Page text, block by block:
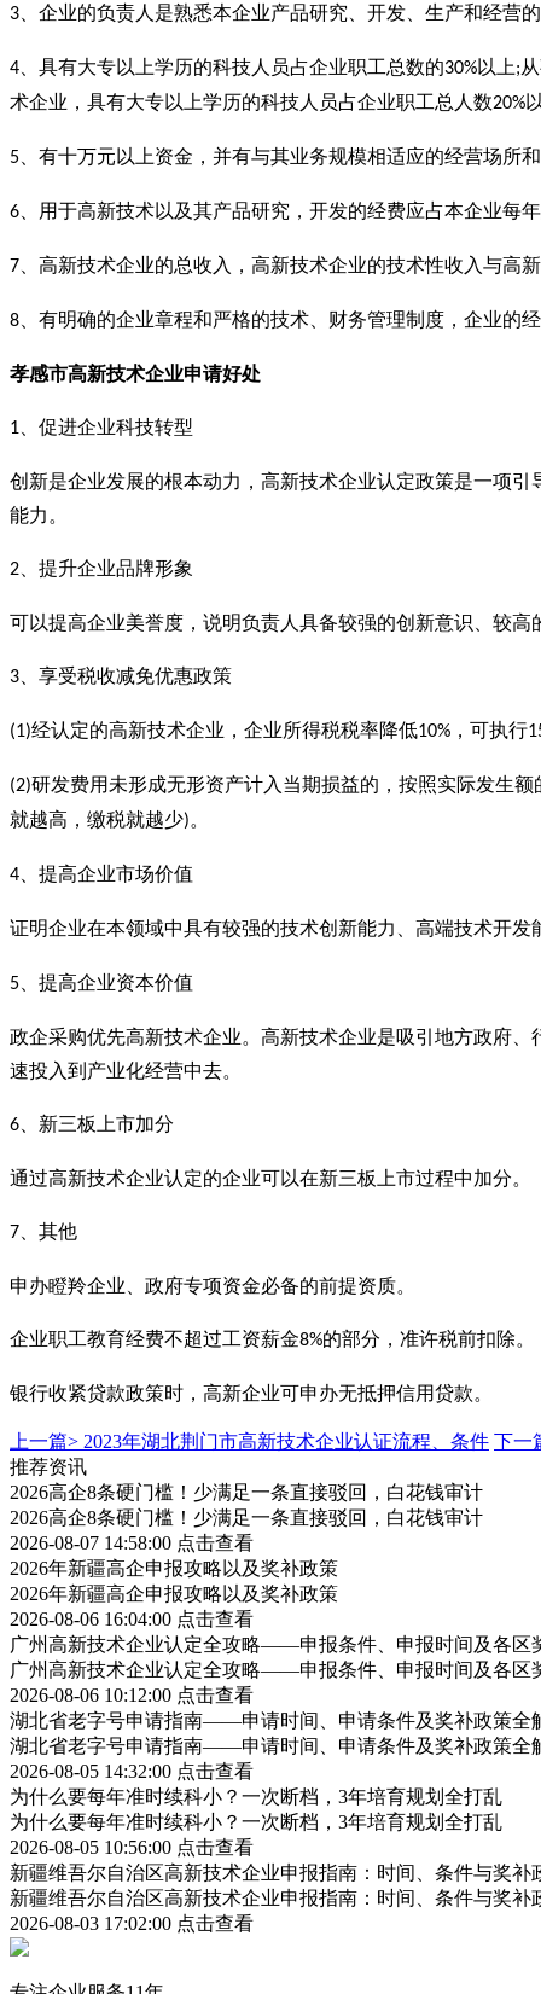
3 、企业的负责人是熟悉本企业产品研究、开发、生产和经营
4 、具有大专以上学历的科技人员占企业职工总数的30%以上;
术企业，具有大专以上学历的科技人员占企业职工总人数20%
5 、有十万元以上资金，并有与其业务规模相适应的经营场所
6 、用于高新技术以及其产品研究，开发的经费应占本企业每
7 、高新技术企业的总收入，高新技术企业的技术性收入与高
8 、有明确的企业章程和严格的技术、财务管理制度，企业的
孝感市高新技术企业申请好处
1 、促进企业科技转型
创新是企业发展的根本动力，高新技术企业认定政策是一项
能力。
2 、提升企业品牌形象
可以提高企业美誉度，说明负责人具备较强的创新意识、较
3 、享受税收减免优惠政策
(1)经认定的高新技术企业，企业所得税税率降低10% ，可执行
(2)研发费用未形成无形资产计入当期损益的，按照实际发生额
就越高，缴税就越少)。
4 、提高企业市场价值
证明企业在本领域中具有较强的技术创新能力、高端技术开
5 、提高企业资本价值
政企采购优先高新技术企业。高新技术企业是吸引地方政府
速投入到产业化经营中去。
6 、新三板上市加分
通过高新技术企业认定的企业可以在新三板上市过程中加分。
7 、其他
申办瞪羚企业、政府专项资金必备的前提资质。
企业职工教育经费不超过工资薪金8%的部分，准许税前扣除。
银行收紧贷款政策时，高新企业可申办无抵押信用贷款。
上一篇> 2023年湖北荆门市高新技术企业认证流程、条件 下一
推荐资讯
2026高企8条硬门槛！少满足一条直接驳回，白花钱审计
2026高企8条硬门槛！少满足一条直接驳回，白花钱审计
2026-08-07 14:58:00 点击查看
2026年新疆高企申报攻略以及奖补政策
2026年新疆高企申报攻略以及奖补政策
2026-08-06 16:04:00 点击查看
广州高新技术企业认定全攻略——申报条件、申报时间及各区
广州高新技术企业认定全攻略——申报条件、申报时间及各区
2026-08-06 10:12:00 点击查看
湖北省老字号申请指南——申请时间、申请条件及奖补政策全
湖北省老字号申请指南——申请时间、申请条件及奖补政策全
2026-08-05 14:32:00 点击查看
为什么要每年准时续科小？一次断档，3年培育规划全打乱
为什么要每年准时续科小？一次断档，3年培育规划全打乱
2026-08-05 10:56:00 点击查看
新疆维吾尔自治区高新技术企业申报指南：时间、条件与奖补
新疆维吾尔自治区高新技术企业申报指南：时间、条件与奖补
2026-08-03 17:02:00 点击查看